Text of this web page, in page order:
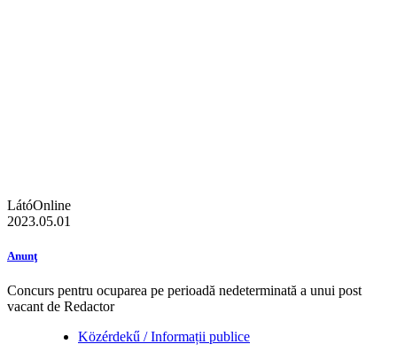
LátóOnline
2023.05.01
Anunţ
Concurs pentru ocuparea pe perioadă nedeterminată a unui post
vacant de Redactor
Közérdekű / Informații publice